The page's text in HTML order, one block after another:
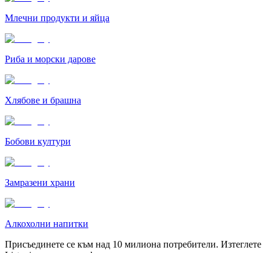
Млечни продукти и яйца
Риба и морски дарове
Хлябове и брашна
Бобови култури
Замразени храни
Алкохолни напитки
Присъединете се към над 10 милиона потребители. Изтеглете